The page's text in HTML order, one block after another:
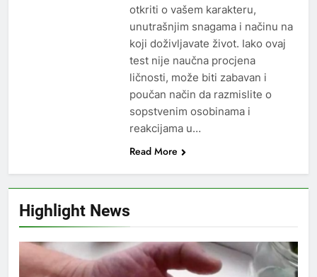
Highlight News
otkriti o vašem karakteru,
unutrašnjim snagama i načinu na
koji doživljavate život. Iako ovaj
test nije naučna procjena
ličnosti, može biti zabavan i
poučan način da razmislite o
sopstvenim osobinama i
reakcijama u…
Read More